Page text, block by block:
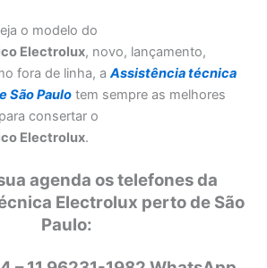
o modelo do
Electrolux, novo, lançamento,
fora de linha, aAssistência técnica
São Paulo tem sempre as melhores
consertar o
Electrolux.
agenda os telefones da
Electrolux perto de São
Paulo: